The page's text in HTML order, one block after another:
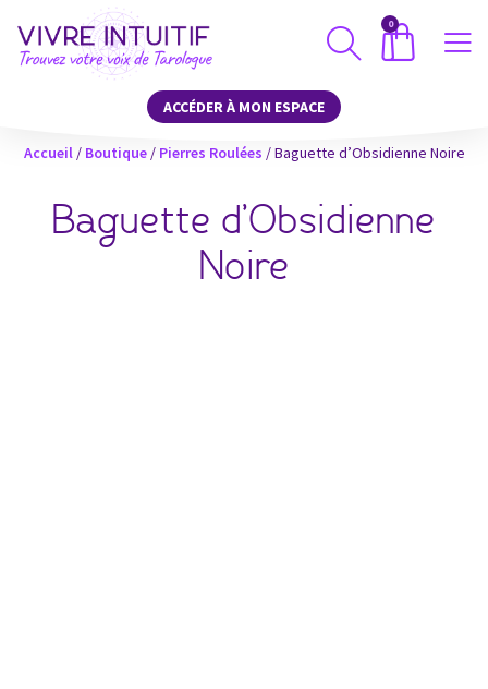
0
ACCÉDER À MON ESPACE
Accueil/ Boutique/ Pierres Roulées / Baguette d’Obsidienne Noire
Baguette d’Obsidienne
Noire